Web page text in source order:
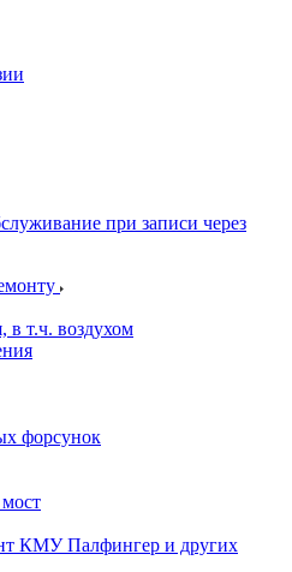
при записи через
в т.ч. воздухом
форсунок
КМУ Палфингер и других